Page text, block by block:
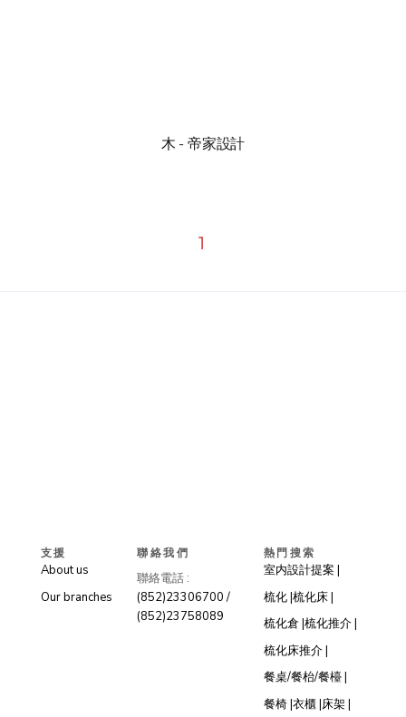
木 - 帝家設計
1
支援
About us
Our branches
聯絡我們
聯絡電話 :
(852)23306700 /
(852)23758089
熱門搜索
室内設計提案 |
梳化 |梳化床 |
梳化倉 |梳化推介 |
梳化床推介 |
餐桌/餐枱/餐檯 |
餐椅 |衣櫃 |床架 |